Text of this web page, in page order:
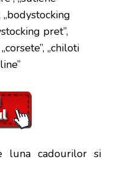
„bodystocking
pret”,
„chiloti
luna cadourilor si